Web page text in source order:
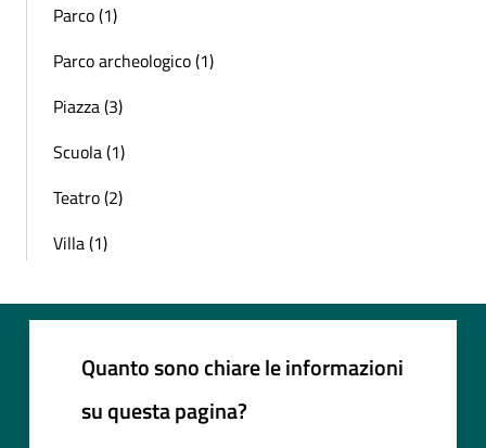
Parco (1)
Parco archeologico (1)
Piazza (3)
Scuola (1)
Teatro (2)
Villa (1)
Quanto sono chiare le informazioni
su questa pagina?